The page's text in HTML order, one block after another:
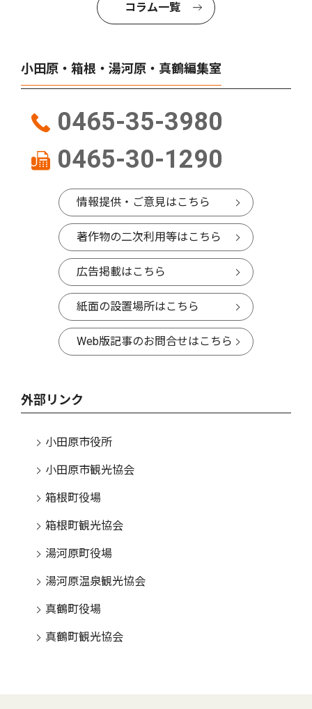
コラム一覧
小田原・箱根・湯河原・真鶴編集室
0465-35-3980
0465-30-1290
情報提供・ご意見はこちら
著作物の二次利用等はこちら
広告掲載はこちら
紙面の設置場所はこちら
Web版記事のお問合せはこちら
外部リンク
小田原市役所
小田原市観光協会
箱根町役場
箱根町観光協会
湯河原町役場
湯河原温泉観光協会
真鶴町役場
真鶴町観光協会